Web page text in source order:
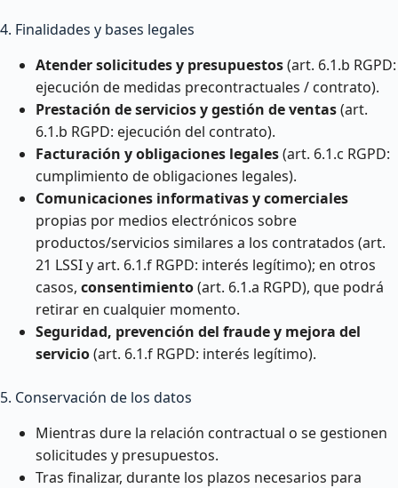
4. Finalidades y bases legales
Atender solicitudes y presupuestos(art. 6.1.b RGPD:
ejecución de medidas precontractuales / contrato).
Prestación de servicios y gestión de ventas(art.
6.1.b RGPD: ejecución del contrato).
Facturación y obligaciones legales(art. 6.1.c RGPD:
cumplimiento de obligaciones legales).
Comunicaciones informativas y comerciales
propias por medios electrónicos sobre
productos/servicios similares a los contratados (art.
21 LSSI y art. 6.1.f RGPD: interés legítimo); en otros
casos, consentimiento(art. 6.1.a RGPD), que podrá
retirar en cualquier momento.
Seguridad, prevención del fraude y mejora del
servicio(art. 6.1.f RGPD: interés legítimo).
5. Conservación de los datos
Mientras dure la relación contractual o se gestionen
solicitudes y presupuestos.
Tras finalizar, durante los plazos necesarios para